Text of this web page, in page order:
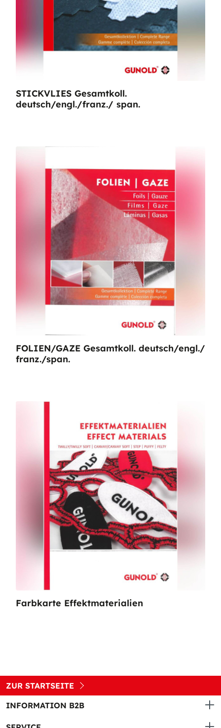
STICKVLIES Gesamtkoll.
deutsch/engl./franz./ span.
FOLIEN/GAZE Gesamtkoll. deutsch/engl./
franz./span.
Farbkarte Effektmaterialien
ZUR STARTSEITE
INFORMATION B2B